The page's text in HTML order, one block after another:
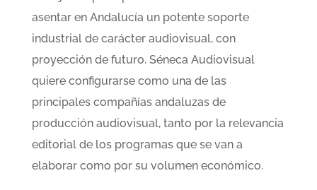
asentar en Andalucía un potente soporte
industrial de carácter audiovisual, con
proyección de futuro. Séneca Audiovisual
quiere configurarse como una de las
principales compañías andaluzas de
producción audiovisual, tanto por la relevancia
editorial de los programas que se van a
elaborar como por su volumen económico.